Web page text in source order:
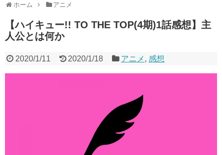
ホーム アニメ
【ハイキュー!! TO THE TOP(4期)1話感想】主
人公とは何か
2020/1/11 2020/1/18 アニメ ,感想